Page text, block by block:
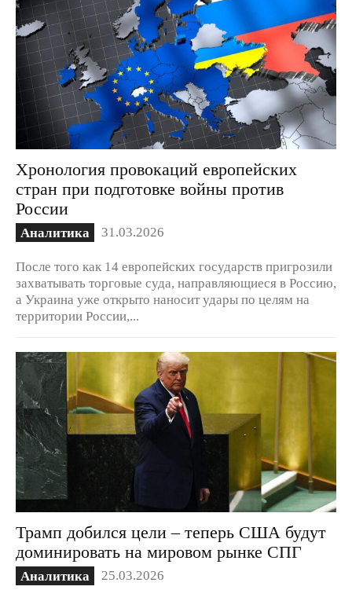
Хронология провокаций европейских
стран при подготовке войны против
России
Аналитика 31.03.2026
После того как 14 европейских государств пригрозили
захватывать торговые суда, направляющиеся в Россию,
а Украина уже открыто наносит удары по целям на
территории России,...
Трамп добился цели – теперь США будут
доминировать на мировом рынке СПГ
Аналитика 25.03.2026